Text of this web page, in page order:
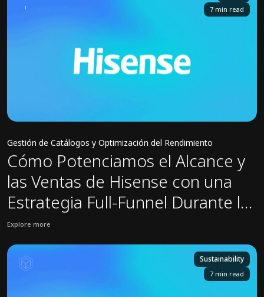
7 min read
Gestión de Catálogos y Optimización del Rendimiento
Cómo Potenciamos el Alcance y
las Ventas de Hisense con una
Estrategia Full-Funnel Durante la
EURO2024
Explore more
View Hisense case study: Cómo Potenciamos el Alcance y las
Sustainability
7 min read